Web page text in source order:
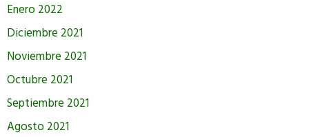
Enero 2022
Diciembre 2021
Noviembre 2021
Octubre 2021
Septiembre 2021
Agosto 2021